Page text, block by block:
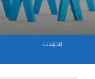
التحليلات